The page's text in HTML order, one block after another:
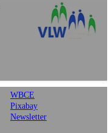
WBCE
Pixabay
Newsletter